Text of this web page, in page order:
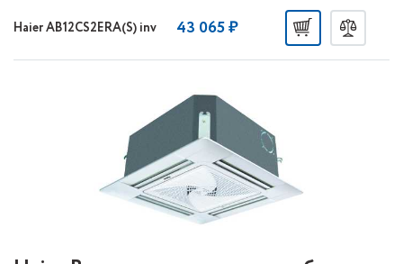
Haier AB12CS2ERA(S) inv 43 065 ₽